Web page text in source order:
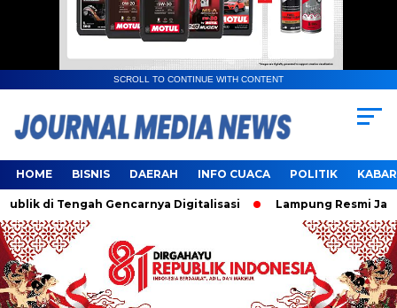
SCROLL TO CONTINUE WITH CONTENT
HOME BISNIS DAERAH INFO CUACA POLITIK
di Tengah Gencarnya Digitalisasi Lampung Resmi Jadi